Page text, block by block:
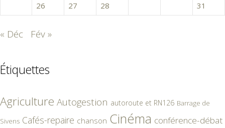
26 27 28 31
« Déc Fév »
Étiquettes
Agriculture Autogestion autoroute et RN126 Barrage de
Sivens Cafés-repaire chanson Cinéma conférence-débat